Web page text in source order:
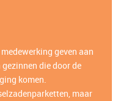
geven aan
die door de
komen.
maar